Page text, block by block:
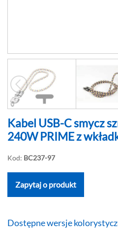
Kabel USB-C smycz
240W PRIME z
Kod: BC237-97
Zapytaj o produkt
Dostępne wersje